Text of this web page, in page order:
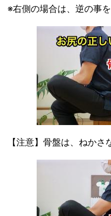
※右側の場合は、逆の事を
【注意】骨盤は、ねか